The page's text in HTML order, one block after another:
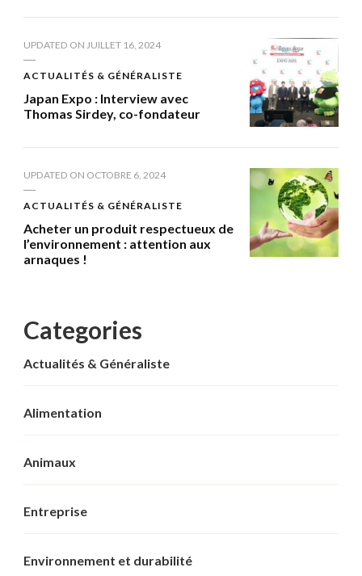
UPDATED ON JUILLET 16, 2024
ACTUALITÉS & GÉNÉRALISTE
Japan Expo : Interview avec
Thomas Sirdey, co-fondateur
UPDATED ON OCTOBRE 6, 2024
ACTUALITÉS & GÉNÉRALISTE
Acheter un produit respectueux de
l’environnement : attention aux
arnaques !
Categories
Actualités & Généraliste
Alimentation
Animaux
Entreprise
Environnement et durabilité